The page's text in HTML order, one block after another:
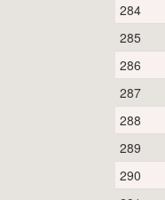
284
285
286
287
288
289
290